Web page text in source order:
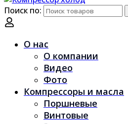
Поиск по:
О нас
О компании
Видео
Фото
Компрессоры и масла
Поршневые
Винтовые